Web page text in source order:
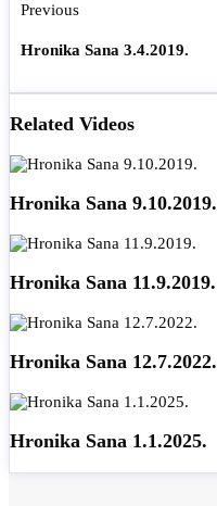
Previous
Hronika Sana 3.4.2019.
Related Videos
Hronika Sana 9.10.2019.
Hronika Sana 11.9.2019.
Hronika Sana 12.7.2022.
Hronika Sana 1.1.2025.